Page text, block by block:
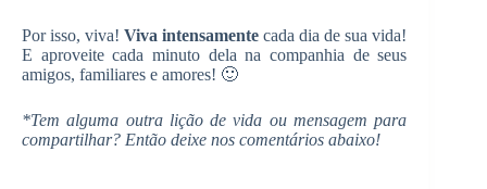
Por isso, viva!Viva intensamente cada dia de sua vida!
E aproveite cada minuto dela na companhia de seus
amigos, familiares e amores! 🙂
*Tem alguma outra lição de vida ou mensagem para
compartilhar? Então deixe nos comentários abaixo!